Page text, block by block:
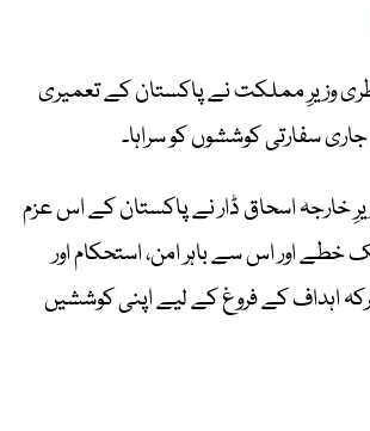
وزیرِ مملکت نے پاکستان کے تعمیری
سفارتی کوششوں کو سراہا۔
خارجہ اسحاق ڈار نے پاکستان کے اس عزم
خطے اور اس سے باہر امن، استحکام اور
اہداف کے فروغ کے لیے اپنی کوششیں